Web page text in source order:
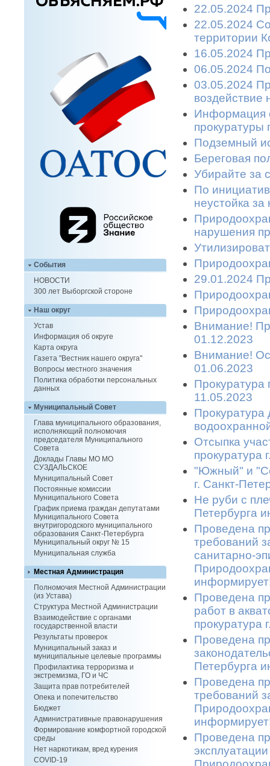
События
НОВОСТИ
300 лет Выборгской стороне
Наш округ
Устав
Информация об округе
Карта округа
Газета "Вестник нашего округа"
Вопросы местного значения
Политика обработки персональных
данных
Муниципальный Совет
Глава муниципального образования,
исполняющий полномочия
председателя Муниципального
Совета
Доклады Главы МО МО
СУЗДАЛЬСКОЕ
Муниципальный Совет
Постоянные комиссии
Муниципального Совета
График приема граждан депутатами
Муниципального Совета
внутригородского муниципального
образования Санкт-Петербурга
Муниципальный округ № 15
Муниципальная служба
Местная Администрация
Полномочия Местной Администрации
(из Устава)
Структура Местной Администрации
Взаимодействие с органами
государственной власти
Результаты проверок
Муниципальный заказ и
муниципальные целевые программы
Профилактика терроризма и
экстремизма, ГО и ЧС
Защита прав потребителей
Опека и попечительство
Бюджет
Административные правонарушения
Формирование комфортной городской
среды
Нет наркотикам, вред курения
COVID-19
22.05.2024
22.05.2024
территории
16.05.2024
06.05.2024
03.05.2024
воздействие
Информация
прокуратуры
Подземный
Береговая
Убирайте за
По
неустойка
нарушения
29.01.2024
Внимание!
01.12.2023
Внимание!
01.06.2023
Прокуратура
11.05.2023
Прокуратура
Отсыпка
прокуратура
"Южный" и
г. Санкт-
Не руби с
Петербурга
Проведена
требований
санитарно-
Проведена
работ в
прокуратура
Проведена
Петербурга
Проведена
требований
Проведена